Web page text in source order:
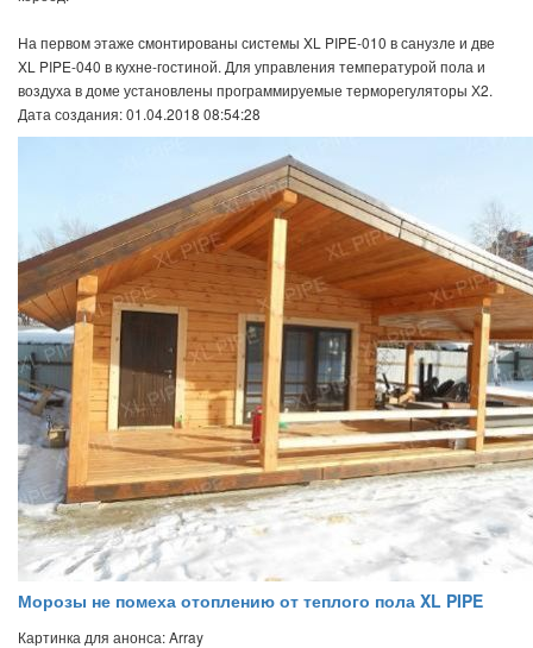
На первом этаже смонтированы системы XL PIPE-010 в санузле и две
XL PIPE-040 в кухне-гостиной. Для управления температурой пола и
воздуха в доме установлены программируемые терморегуляторы Х2.
Дата создания: 01.04.2018 08:54:28
Морозы не помеха отоплению от теплого пола XL PIPE
Картинка для анонса: Array